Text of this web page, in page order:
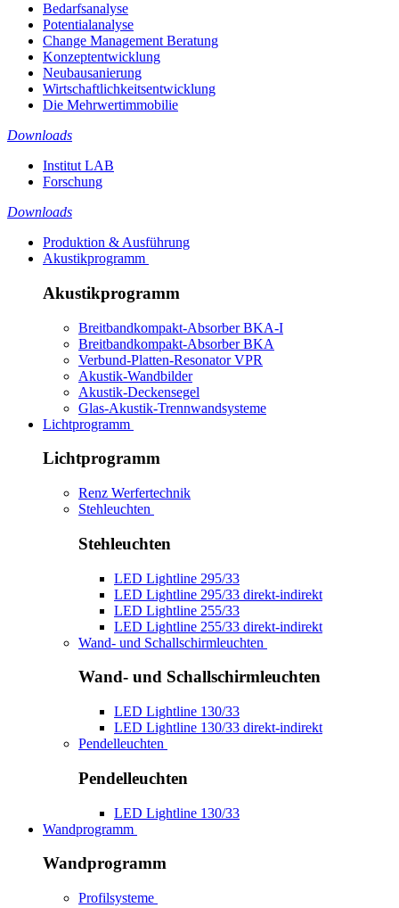
Bedarfsanalyse
Potentialanalyse
Change Management Beratung
Konzeptentwicklung
Neubausanierung
Wirtschaftlichkeitsentwicklung
Die Mehrwertimmobilie
Downloads
Institut LAB
Forschung
Downloads
Produktion & Ausführung
Akustikprogramm
Akustikprogramm
Breitbandkompakt-Absorber BKA-I
Breitbandkompakt-Absorber BKA
Verbund-Platten-Resonator VPR
Akustik-Wandbilder
Akustik-Deckensegel
Glas-Akustik-Trennwandsysteme
Lichtprogramm
Lichtprogramm
Renz Werfertechnik
Stehleuchten
Stehleuchten
LED Lightline 295/33
LED Lightline 295/33 direkt-indirekt
LED Lightline 255/33
LED Lightline 255/33 direkt-indirekt
Wand- und Schallschirmleuchten
Wand- und Schallschirmleuchten
LED Lightline 130/33
LED Lightline 130/33 direkt-indirekt
Pendelleuchten
Pendelleuchten
LED Lightline 130/33
Wandprogramm
Wandprogramm
Profilsysteme